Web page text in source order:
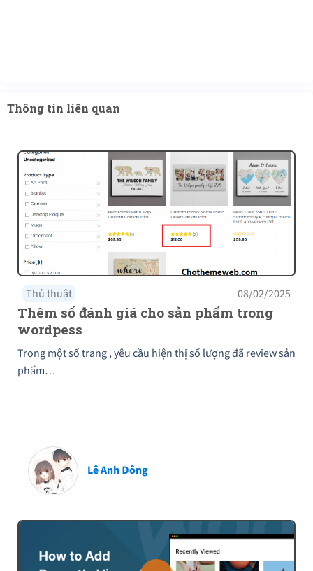
Thông tin liên quan
Thủ thuật 08/02/2025
Thêm số đánh giá cho sản phẩm trong
wordpess
Trong một số trang , yêu cầu hiện thị số lượng đã review sản
phẩm…
Lê Anh Đông